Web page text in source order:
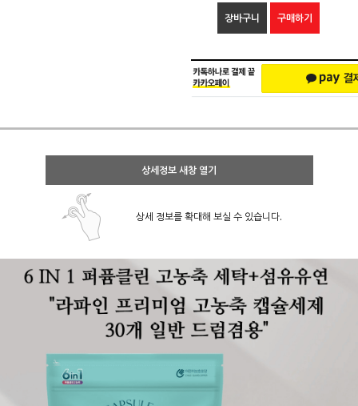
장바구니 구매하기
상세정보 새창 열기
상세 정보를 확대해 보실 수 있습니다.